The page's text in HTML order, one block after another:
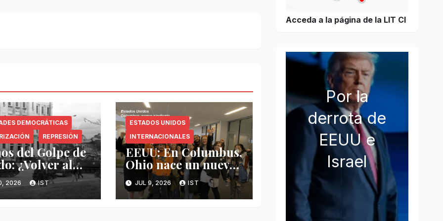
DEMOCRÁTICAS
REPRESIÓN
del Golpe de
¿Volver al
militar?
2026 IST
ESTADOS UNIDOS
INTERNACIONALES
EEUU: En Columbus,
Ohio nace un nuevo
sindicato
JUL 9, 2026 IST
Acceda a la página de la LIT CI
Por la
derrota de
EEUU e
Israel